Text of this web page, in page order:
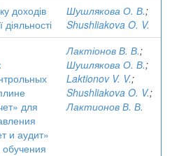
доходів
Шушлякова О. В.;
Shushliakova O. V.
для
и аудит»
Лактіонов В. В.;
Шушлякова О. В.;
Laktionov V. V.;
Shushliakova O. V.;
Лактионов В. В.